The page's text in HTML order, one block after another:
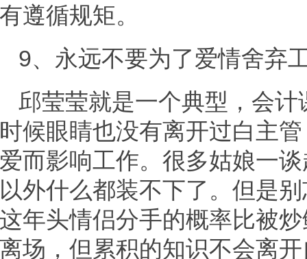
有遵循规矩。
9、永远不要为了爱情舍弃
邱莹莹就是一个典型，会
时候眼睛也没有离开过白主
爱而影响工作。很多姑娘一
以外什么都装不下了。但是
这年头情侣分手的概率比被
离场，但累积的知识不会离